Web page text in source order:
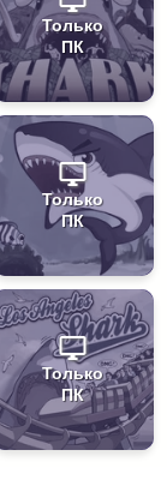
Только
ПК
Только
ПК
Только
ПК